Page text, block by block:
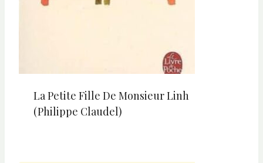
La Petite Fille De Monsieur Linh
(Philippe Claudel)